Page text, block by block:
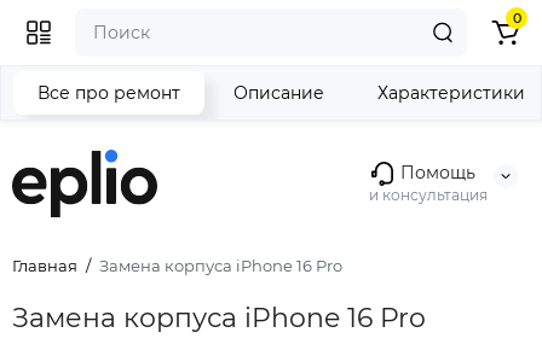
Помощь
и консультация
0
Главная Замена корпуса iPhone 16 Pro
Замена корпуса iPhone 16 Pro
Все про ремонт Описание Характеристики